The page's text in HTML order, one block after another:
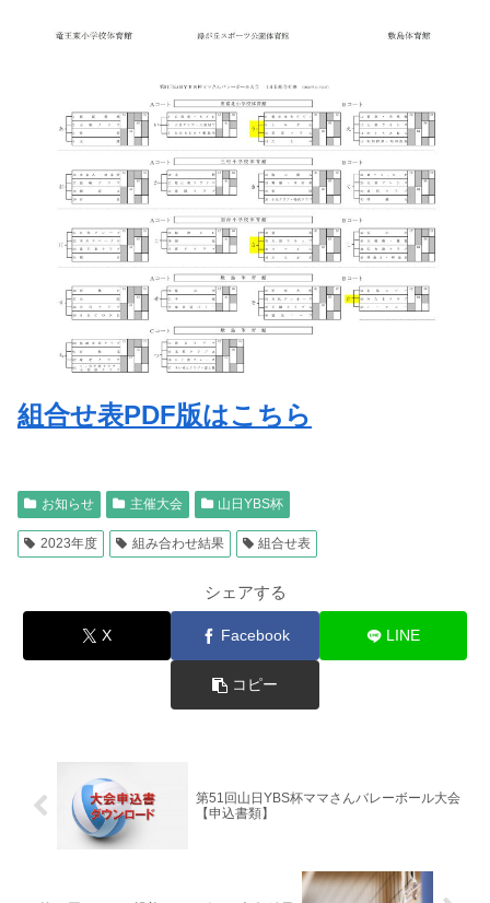
組合せ表PDF版はこちら
お知らせ 主催大会 山日YBS杯
2023年度 組み合わせ結果 組合せ表
シェアする
X Facebook LINE
コピー
第51回山日YBS杯ママさんバレーボール大会
【申込書類】